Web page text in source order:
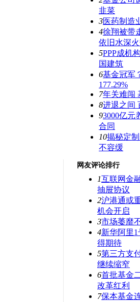
韭菜
3医药制造
4徐翔被带
依旧水深
5PPP成机
国建筑
6基金冠军
177.29%
7年关难闯
8进退之间
93000亿元
合同
10揭秘定
不容缓
网友评论排行
1互联网金
抽屉协议
2沪港通或
机会开启
3市场萎靡
4新华阿里
得期待
5第三方支
继续缩窄
6首批基金
改革红利
7保本基金